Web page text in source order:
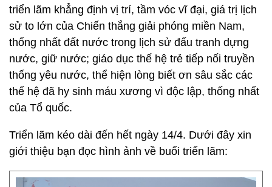
triển lãm khẳng định vị trí, tầm vóc vĩ đại, giá trị lịch
sử to lớn của Chiến thắng giải phóng miền Nam,
thống nhất đất nước trong lịch sử đấu tranh dựng
nước, giữ nước; giáo dục thế hệ trẻ tiếp nối truyền
thống yêu nước, thể hiện lòng biết ơn sâu sắc các
thế hệ đã hy sinh máu xương vì độc lập, thống nhất
của Tổ quốc.
Triển lãm kéo dài đến hết ngày 14/4. Dưới đây xin
giới thiệu bạn đọc hình ảnh về buổi triển lãm: